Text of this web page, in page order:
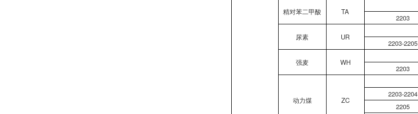
精对苯二甲酸 TA
2203
尿素 UR
2203-2205
强麦 WH
2203
动力煤 ZC
2203-2204
2205